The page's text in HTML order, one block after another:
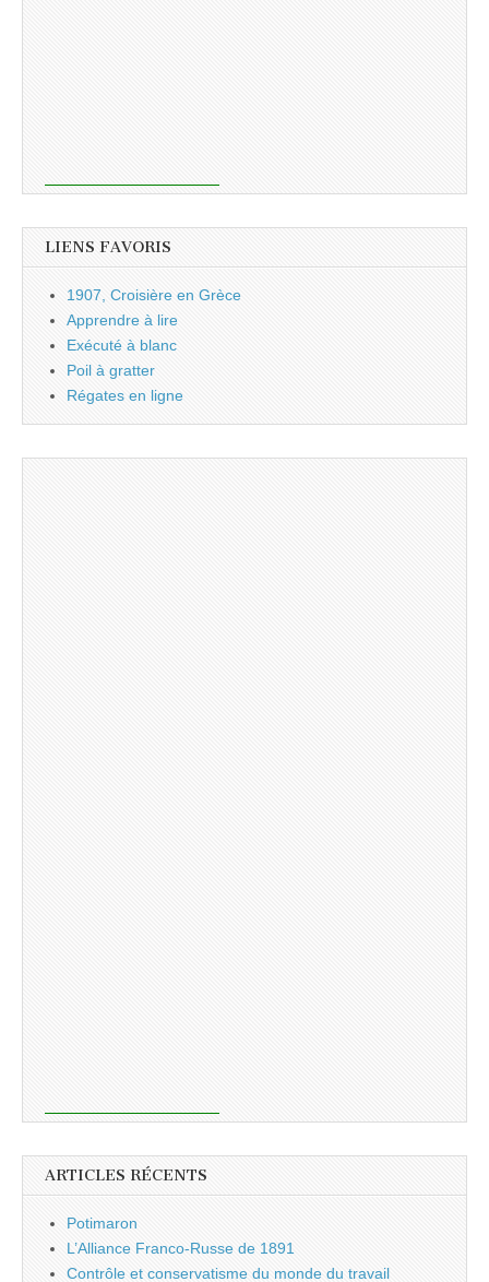
LIENS FAVORIS
1907, Croisière en Grèce
Apprendre à lire
Exécuté à blanc
Poil à gratter
Régates en ligne
ARTICLES RÉCENTS
Potimaron
L’Alliance Franco-Russe de 1891
Contrôle et conservatisme du monde du travail